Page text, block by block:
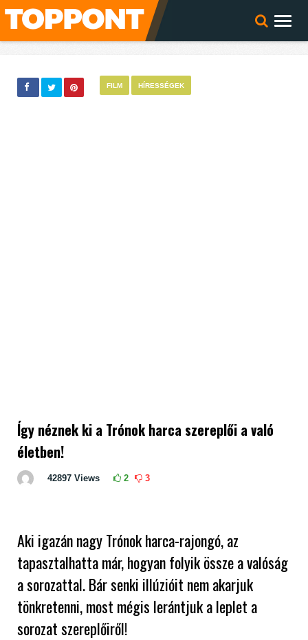
FILM HÍRESSÉGEK
Így néznek ki a Trónok harca szereplői a való
életben!
42897 Views 2 3
Aki igazán nagy Trónok harca-rajongó, az
tapasztalhatta már, hogyan folyik össze a valóság
a sorozattal. Bár senki illúzióit nem akarjuk
tönkretenni, most mégis lerántjuk a leplet a
sorozat szereplőiről!